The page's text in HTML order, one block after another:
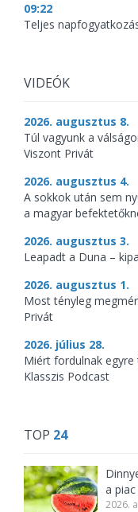
09:22
Teljes
VIDEÓK
2026. augusztus 8.
Túl vagyunk a
Viszont Privát
2026. augusztus 4.
A sokkok után sem
a magyar
2026. augusztus 3.
Leapadt a Duna –
2026. augusztus 1.
Most tényleg
Privát
2026. július 28.
Miért fordulnak egyre
Klasszis Podcast
TOP 24
a piac
2026.